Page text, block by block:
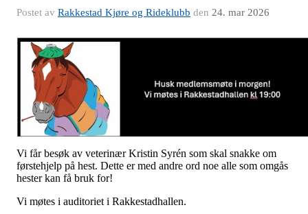
Postet av Rakkestad Kjøre og Rideklubb den 24. mar 2026
Vi får besøk av veterinær Kristin Syrén som skal snakke om
førstehjelp på hest. Dette er med andre ord noe alle som omgås
hester kan få bruk for!
Vi møtes i auditoriet i Rakkestadhallen.